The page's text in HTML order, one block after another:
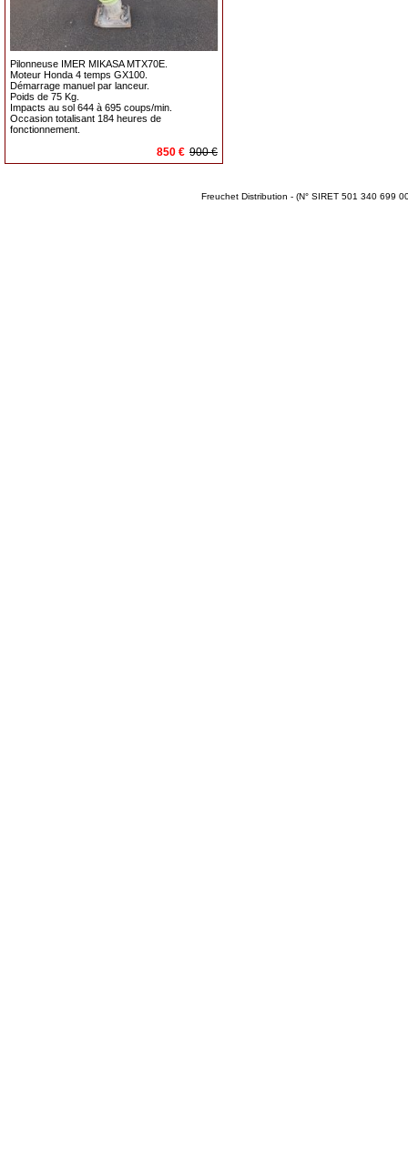
Pilonneuse IMER MIKASA MTX70E.
Moteur Honda 4 temps GX100.
Démarrage manuel par lanceur.
Poids de 75 Kg.
Impacts au sol 644 à 695 coups/min.
Occasion totalisant 184 heures de
fonctionnement.
900 €
850 €
Freuchet Distribution - (N° SIRET 501 340 699